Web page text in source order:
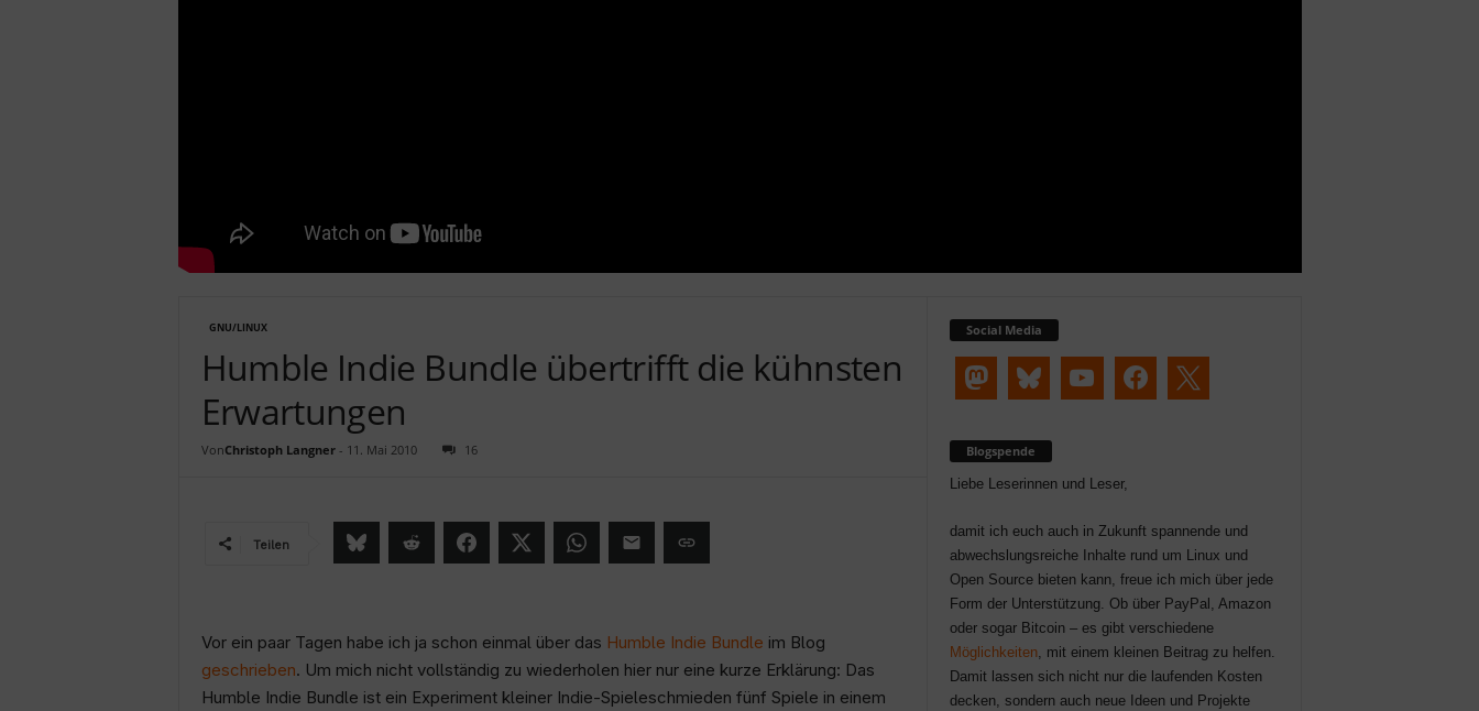
GNU/LINUX
Humble Indie Bundle übertrifft die kühnsten
Erwartungen
VonChristoph Langner- 11. Mai 2010 16
Teilen
Vor ein paar Tagen habe ich ja schon einmal über das Humble Indie Bundle im Blog
geschrieben. Um mich nicht vollständig zu wiederholen hier nur eine kurze Erklärung: Das
Humble Indie Bundle ist ein Experiment kleiner Indie-Spieleschmieden fünf Spiele in einem
Social Media
Blogspende
Liebe Leserinnen und Leser,
damit ich euch auch in Zukunft spannende und
abwechslungsreiche Inhalte rund um Linux und
Open Source bieten kann, freue ich mich über jede
Form der Unterstützung. Ob über PayPal, Amazon
oder sogar Bitcoin – es gibt verschiedene
Möglichkeiten, mit einem kleinen Beitrag zu helfen.
Damit lassen sich nicht nur die laufenden Kosten
decken, sondern auch neue Ideen und Projekte